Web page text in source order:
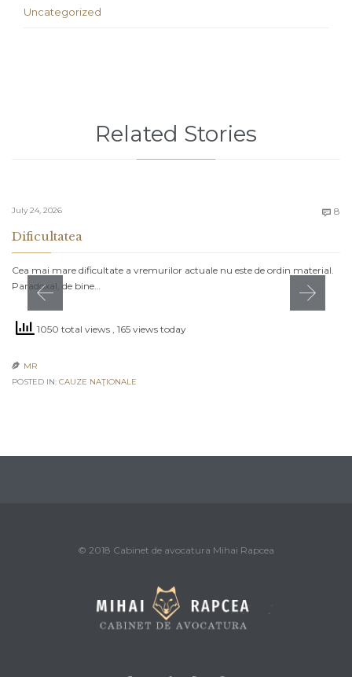
Uncategorized
Related Stories
July 24, 2026  8
Dificultatea
Cea mai mare dificultate a vremurilor actuale nu este de ordin material.
Paradoxal, de bine…
1050 total views , 165 views today
 MR
POSTED IN: CAUZE NAŢIONALE
© 2018 Cabinet de avocatura Mihai Rapcea